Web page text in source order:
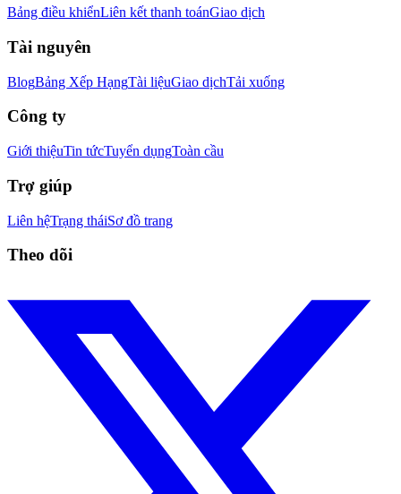
Bảng điều khiểnLiên kết thanh toánGiao dịch
Tài nguyên
BlogBảng Xếp HạngTài liệuGiao dịchTải xuống
Công ty
Giới thiệuTin tứcTuyển dụngToàn cầu
Trợ giúp
Liên hệTrạng tháiSơ đồ trang
Theo dõi